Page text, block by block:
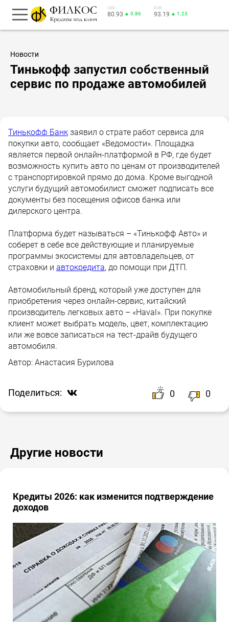
USD
80.93 ▲ 0.86
EUR
93.19 ▲ 1.23
Новости
Тинькофф запустил собственный
сервис по продаже автомобилей
Тинькофф Банк заявил о страте работ сервиса для
покупки авто, сообщает «Ведомости». Площадка
является первой онлайн-платформой в РФ, где будет
возможность купить авто по ценам от производителей
с транспортировкой прямо до дома. Кроме выгодной
услуги будущий автомобилист сможет подписать все
документы без посещения офисов банка или
дилерского центра.
Платформа будет называться – «Тинькофф Авто» и
соберет в себе все действующие и планируемые
программы экосистемы для автовладельцев, от
страховки и автокредита, до помощи при ДТП.
Автомобильный бренд, который уже доступен для
приобретения через онлайн-сервис, китайский
производитель легковых авто – «Haval». При покупке
клиент может выбрать модель, цвет, комплектацию
или же вовсе записаться на тест-драйв будущего
автомобиля.
Автор: Анастасия Бурилова
Поделиться: 0 0
Другие новости
Кредиты 2026: как изменится подтверждение
доходов